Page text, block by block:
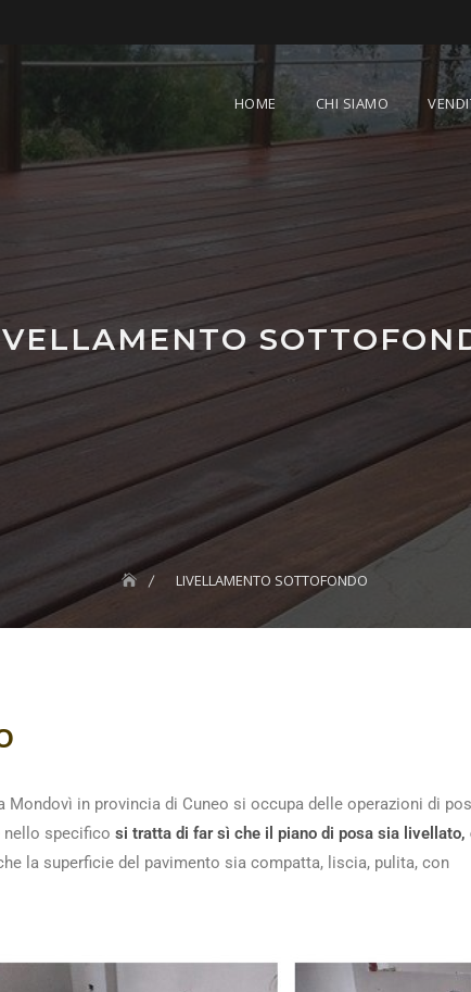
HOME CHI SIAMO
LIVELLAMENTO SOTTOFONDO
Mondovì in provincia di Cuneo si occupa delle operazioni di
specifico si tratta di far sì che il piano di posa sia
la superficie del pavimento sia compatta, liscia, pulita, con